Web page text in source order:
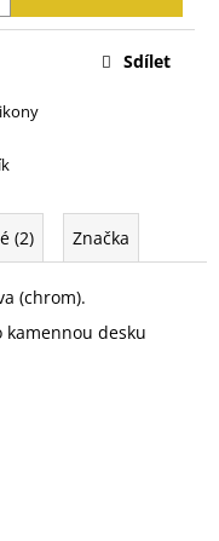
Sdílet
(2) Značka
(chrom).
kamennou desku